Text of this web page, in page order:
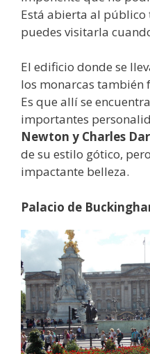
Está abierta al público
puedes visitarla
El edificio donde se
los monarcas también
Es que allí se
importantes
Newton y Charles
de su estilo gótico,
impactante belleza.
Palacio de